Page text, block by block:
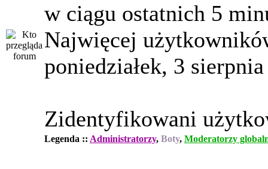
w ciągu ostatnich 5
Najwięcej
poniedziałek, 3
Zidentyfikowani
Legenda :: Administratorzy, Boty, Moderatorzy